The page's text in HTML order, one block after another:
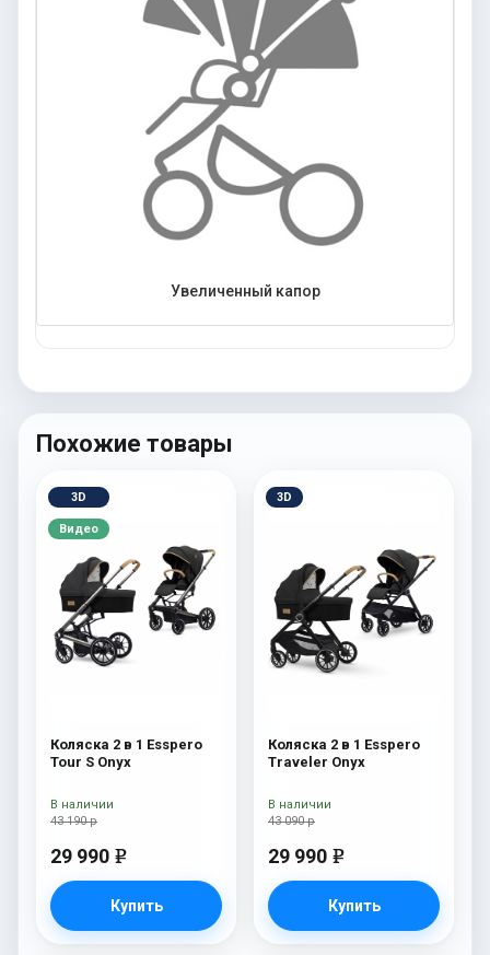
Увеличенный капор
Похожие товары
3D
Видео
Коляска 2 в 1 Esspero
Tour S Onyx
43 190 р
29 990 e
Купить
В наличии
3D
Коляска 2 в 1 Esspero
Traveler Onyx
43 090 р
29 990 e
Купить
В наличии